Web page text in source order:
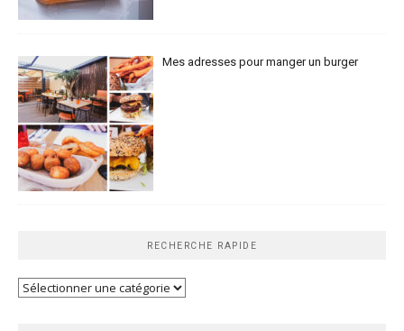
Mes adresses pour manger un burger
RECHERCHE RAPIDE
Recherche